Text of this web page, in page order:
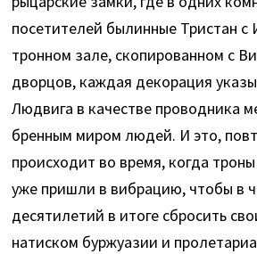
посетителей былинные Тристан с
тронном зале, скопированном с
дворцов, каждая декорация
Людвига в качестве проводника
бренным миром людей. И это,
происходит во время, когда
уже пришли в вибрацию, чтобы в
десятилетий в итоге сбросить
натиском буржуазии и